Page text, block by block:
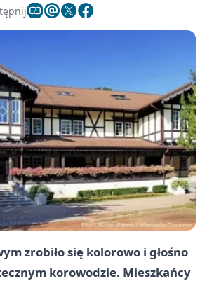
zrobiło się kolorowo i głośno
korowodzie. Mieszkańcy